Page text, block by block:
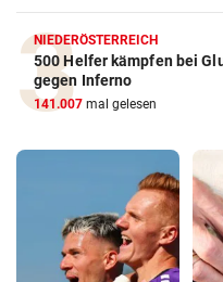
NIEDERÖSTERREICH
500 Helfer kämpfen bei
gegen Inferno
141.007 mal gelesen